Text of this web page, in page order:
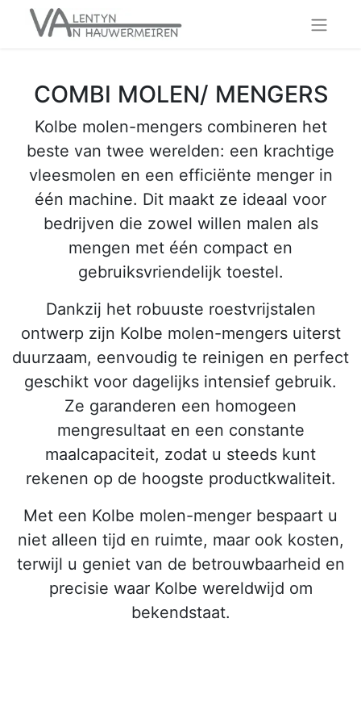
COMBI MOLEN/ MENGERS
Kolbe molen-mengers combineren het
beste van twee werelden: een krachtige
vleesmolen en een efficiënte menger in
één machine. Dit maakt ze ideaal voor
bedrijven die zowel willen malen als
mengen met één compact en
gebruiksvriendelijk toestel.
Dankzij het robuuste roestvrijstalen
ontwerp zijn Kolbe molen-mengers uiterst
duurzaam, eenvoudig te reinigen en perfect
geschikt voor dagelijks intensief gebruik.
Ze garanderen een homogeen
mengresultaat en een constante
maalcapaciteit, zodat u steeds kunt
rekenen op de hoogste productkwaliteit.
Met een Kolbe molen-menger bespaart u
niet alleen tijd en ruimte, maar ook kosten,
terwijl u geniet van de betrouwbaarheid en
precisie waar Kolbe wereldwijd om
bekendstaat.